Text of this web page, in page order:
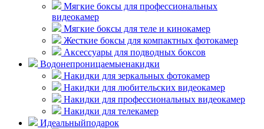
Мягкие боксы для профессиональных
видеокамер
Мягкие боксы для теле и кинокамер
Жесткие боксы для компактных фотокамер
Аксессуары для подводных боксов
Водонепроницаемыенакидки
Накидки для зеркальных фотокамер
Накидки для любительских видеокамер
Накидки для профессиональных видеокамер
Накидки для телекамер
Идеальныйподарок